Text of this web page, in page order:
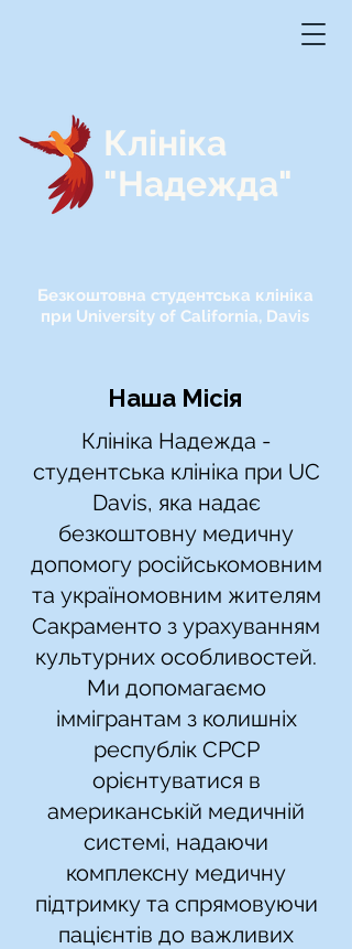
Клініка
"Надежда"
Безкоштовна студентська клініка
при University of California, Davis
Наша Місія
Клініка Надежда -
студентська клініка при UC
Davis, яка надає
безкоштовну медичну
допомогу російськомовним
та україномовним жителям
Сакраменто з урахуванням
культурних особливостей.
Ми допомагаємо
іммігрантам з колишніх
республік СРСР
орієнтуватися в
американській медичній
системі, надаючи
комплексну медичну
підтримку та спрямовуючи
пацієнтів до важливих